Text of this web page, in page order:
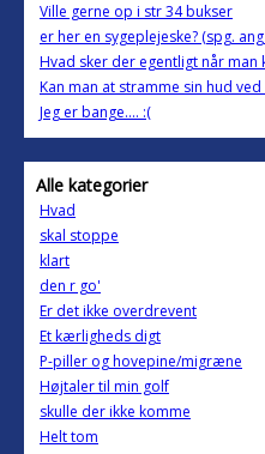
Ville gerne op i str 34 bukser
er her en sygeplejeske? (spg.
Hvad sker der egentligt når man
Kan man at stramme sin hud
Jeg er bange.... :(
Alle kategorier
Hvad
skal stoppe
klart
den r go'
Er det ikke overdrevent
Et kærligheds digt
P-piller og hovepine/migræne
Højtaler til min golf
skulle der ikke komme
Helt tom